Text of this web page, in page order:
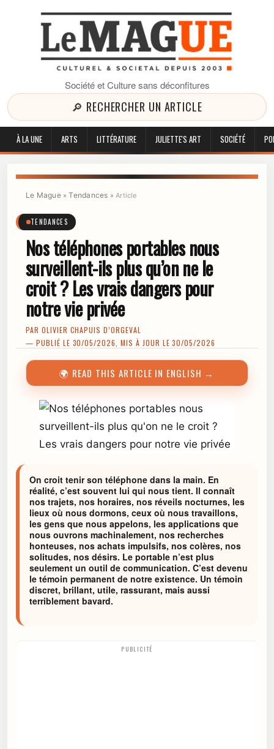
Société et Culture sans déconfitures
🔎 RECHERCHER UN ARTICLE
À LA UNE ARTS LITTÉRATURE JULIETTE'S ART SOCIÉTÉ
Le Mague»Tendances »Article
TENDANCES
Nos téléphones portables nous
surveillent-ils plus qu’on ne le
croit ? Les vrais dangers pour
notre vie privée
PAR OLIVIER CHAPUIS D’ORGEVAL
— PUBLIÉ LE 30/05/2026, MIS À JOUR LE 30/05/2026
🌍 READ THIS ARTICLE IN ENGLISH →
On croit tenir son téléphone dans la main. En
réalité, c’est souvent lui qui nous tient. Il connaît
nos trajets, nos horaires, nos réveils nocturnes, les
lieux où nous dormons, ceux où nous travaillons,
les gens que nous appelons, les applications que
nous ouvrons machinalement, nos recherches
honteuses, nos achats impulsifs, nos colères, nos
solitudes, nos désirs. Le portable n’est plus
seulement un outil de communication. C’est devenu
le témoin permanent de notre existence. Un témoin
discret, brillant, utile, rassurant, mais aussi
terriblement bavard.
PUBLICITÉ